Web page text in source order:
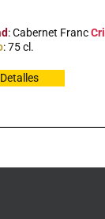
: Cabernet Franc
: 75 cl.
Detalles